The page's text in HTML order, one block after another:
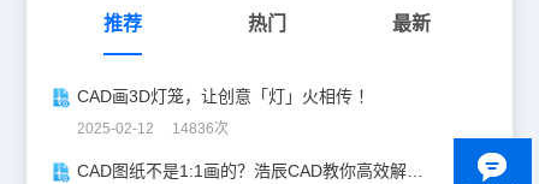
推荐 热门 最新
CAD画3D灯笼，让创意「灯」火相传 ！
2025-02-12 14836次
CAD图纸不是1:1画的？浩辰CAD教你高效解决！